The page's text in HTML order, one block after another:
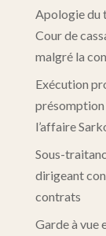
Apologie du
Cour de
malgré la
Exécution
présomption
l’affaire
Sous-
dirigeant
contrats
Garde à vue